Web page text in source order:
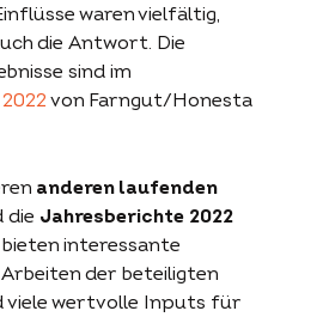
waren vielfältig,
die Antwort. Die
sind im
von Farngut/Honesta
anderen laufenden
die Jahresberichte 2022
interessante
Arbeiten der beteiligten
viele wertvolle Inputs für